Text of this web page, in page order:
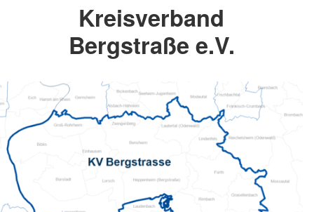
Kreisverband
Bergstraße e.V.